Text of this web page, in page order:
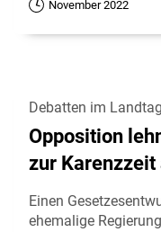
November 2022
Debatten im
Opposition
zur Karenzzeit
Einen
ehemalige